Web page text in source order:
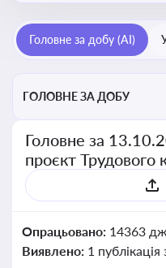
Головне за добу (AI)
ГОЛОВНЕ ЗА ДОБУ
Головне за
проєкт Трудового
Опрацьовано: 14363
Виявлено: 1